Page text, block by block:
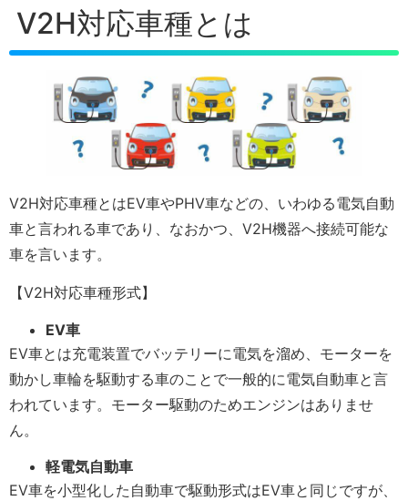
V2H対応車種とは
V2H対応車種とはEV車やPHV車などの、いわゆる電気自動
車と言われる車であり、なおかつ、V2H機器へ接続可能な
車を言います。
【V2H対応車種形式】
EV車
EV車とは充電装置でバッテリーに電気を溜め、モーターを
動かし車輪を駆動する車のことで一般的に電気自動車と言
われています。モーター駆動のためエンジンはありませ
ん。
軽電気自動車
EV車を小型化した自動車で駆動形式はEV車と同じですが、